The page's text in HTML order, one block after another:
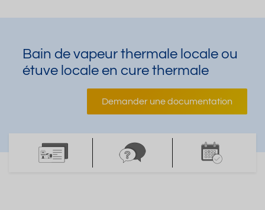
Bain de vapeur thermale locale ou
étuve locale en cure thermale
Demander une documentation